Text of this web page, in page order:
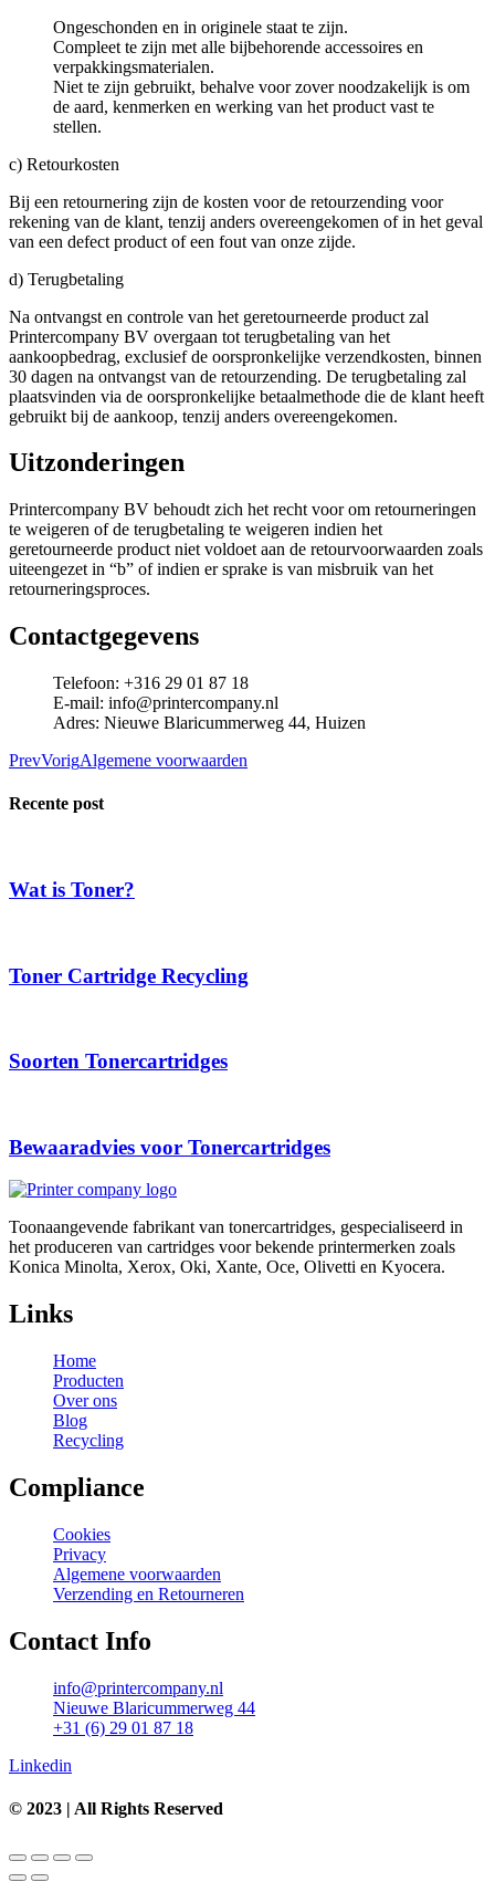
Ongeschonden en in originele staat te zijn.
Compleet te zijn met alle bijbehorende accessoires en
verpakkingsmaterialen.
Niet te zijn gebruikt, behalve voor zover noodzakelijk is om
de aard, kenmerken en werking van het product vast te
stellen.
c) Retourkosten
Bij een retournering zijn de kosten voor de retourzending voor
rekening van de klant, tenzij anders overeengekomen of in het geval
van een defect product of een fout van onze zijde.
d) Terugbetaling
Na ontvangst en controle van het geretourneerde product zal
Printercompany BV overgaan tot terugbetaling van het
aankoopbedrag, exclusief de oorspronkelijke verzendkosten, binnen
30 dagen na ontvangst van de retourzending. De terugbetaling zal
plaatsvinden via de oorspronkelijke betaalmethode die de klant heeft
gebruikt bij de aankoop, tenzij anders overeengekomen.
Uitzonderingen
Printercompany BV behoudt zich het recht voor om retourneringen
te weigeren of de terugbetaling te weigeren indien het
geretourneerde product niet voldoet aan de retourvoorwaarden zoals
uiteengezet in “b” of indien er sprake is van misbruik van het
retourneringsproces.
Contactgegevens
Telefoon: +316 29 01 87 18
E-mail: info@printercompany.nl
Adres: Nieuwe Blaricummerweg 44, Huizen
PrevVorigAlgemene voorwaarden
Recente post
Wat is Toner?
Toner Cartridge Recycling
Soorten Tonercartridges
Bewaaradvies voor Tonercartridges
Toonaangevende fabrikant van tonercartridges, gespecialiseerd in
het produceren van cartridges voor bekende printermerken zoals
Konica Minolta, Xerox, Oki, Xante, Oce, Olivetti en Kyocera.
Links
Home
Producten
Over ons
Blog
Recycling
Compliance
Cookies
Privacy
Algemene voorwaarden
Verzending en Retourneren
Contact Info
info@printercompany.nl
Nieuwe Blaricummerweg 44
+31 (6) 29 01 87 18
Linkedin
© 2023 | All Rights Reserved